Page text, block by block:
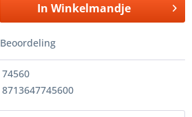
In Winkelmandje
Beoordeling
74560
8713647745600